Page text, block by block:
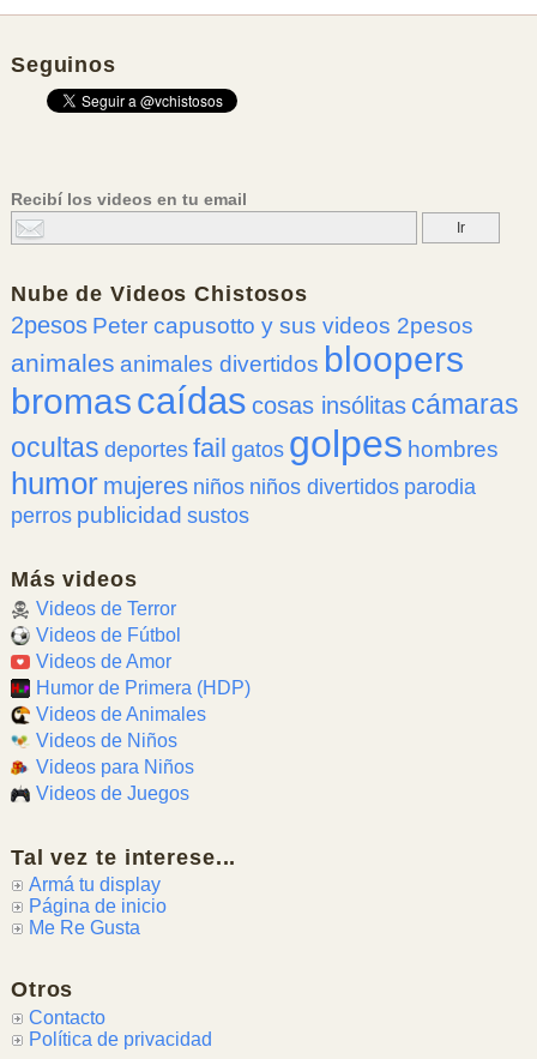
Seguinos
Recibí los videos en tu email
Nube deVideos Chistosos
2pesos Peter capusotto y sus videos 2pesos
animales animales divertidos bloopers
bromascaídas cosas insólitas cámaras
ocultas deportes fail gatos golpes hombres
humor mujeres niños niños divertidos parodia
perros publicidad sustos
Más videos
Videos de Terror
Videos de Fútbol
Videos de Amor
Humor de Primera (HDP)
Videos de Animales
Videos de Niños
Videos para Niños
Videos de Juegos
Tal vez te interese...
Armá tu display
Página de inicio
Me Re Gusta
Otros
Contacto
Política de privacidad